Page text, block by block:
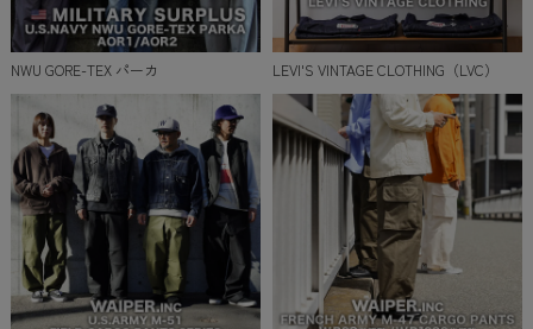
NWU GORE-TEX パーカ LEVI'S VINTAGE CLOTHING（LVC）